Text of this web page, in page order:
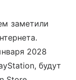
заметили
2028
будут